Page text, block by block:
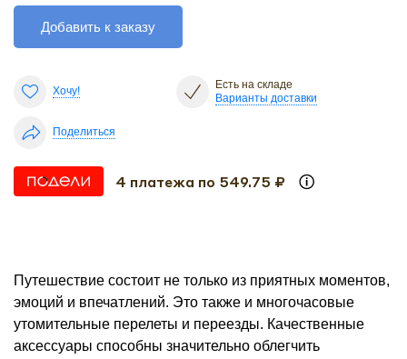
Добавить к заказу
Хочу!
Есть на складе
Варианты доставки
Поделиться
4 платежа по 549.75 ₽
Путешествие состоит не только из приятных моментов,
эмоций и впечатлений. Это также и многочасовые
утомительные перелеты и переезды. Качественные
аксессуары способны значительно облегчить